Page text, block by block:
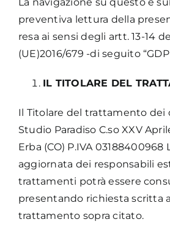
preventiva lettura della
resa ai sensi degli artt. 13-14
(UE)2016/679 -di seguito
IL TITOLARE DEL
Il Titolare del trattamento dei
Studio Paradiso C.so XXV
Erba (CO) P.IVA 03188400968
aggiornata dei responsabili
trattamenti potrà essere
presentando richiesta scritta
trattamento sopra citato.